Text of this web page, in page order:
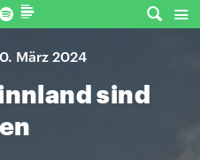
März 2024
sind